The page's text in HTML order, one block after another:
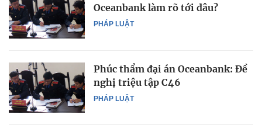
PHÁP LUẬT
Oceanbank làm rõ tới đâu?
PHÁP LUẬT
Phúc thẩm đại án Oceanbank: Đề
nghị triệu tập C46